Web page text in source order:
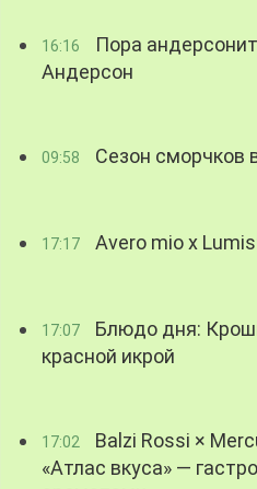
16:16
Пора
Андерсон
09:58 Сезон сморчков
17:17 Avero mio x
17:07
Блюдо дня:
красной икрой
17:02
Balzi Rossi ×
«Атлас вкуса» —